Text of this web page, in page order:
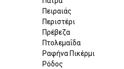
Πειραιάς
Περιστέρι
Πρέβεζα
Πτολεμαΐδα
Ραφήνα Πικέρμι
Ρόδος